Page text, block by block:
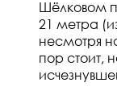
Шёлковом
21 метра
несмотря
пор стоит,